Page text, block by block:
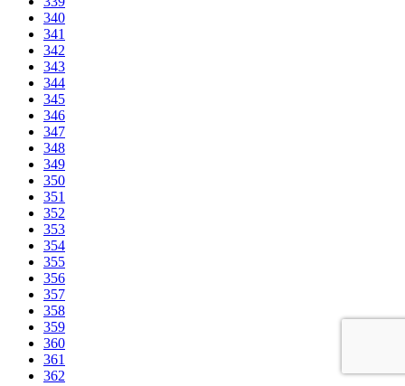
340
341
342
343
344
345
346
347
348
349
350
351
352
353
354
355
356
357
358
359
360
361
362